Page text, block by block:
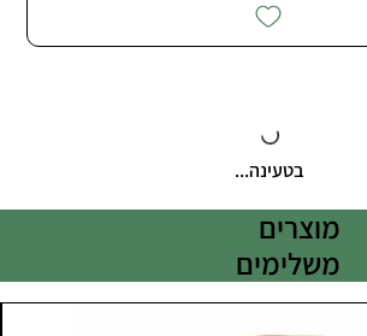
בטעינה...
מוצרים
משלימים